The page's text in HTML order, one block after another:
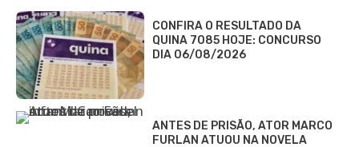
CONFIRA O RESULTADO DA
QUINA 7085 HOJE: CONCURSO
DIA 06/08/2026
ANTES DE PRISÃO, ATOR MARCO
FURLAN ATUOU NA NOVELA